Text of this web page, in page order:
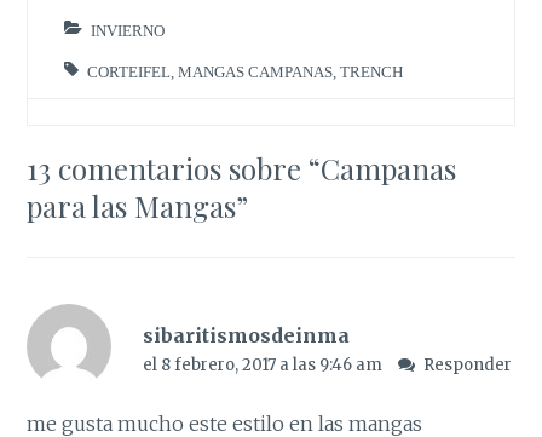
INVIERNO
CORTEIFEL ,MANGAS CAMPANAS ,TRENCH
13 comentarios sobre “Campanas
para las Mangas”
sibaritismosdeinma
el 8 febrero, 2017 a las 9:46 am Responder
me gusta mucho este estilo en las mangas